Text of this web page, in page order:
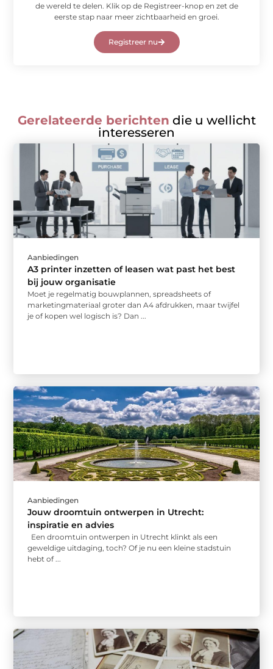
de wereld te delen. Klik op de Registreer-knop en zet de
eerste stap naar meer zichtbaarheid en groei.
Registreer nu
Gerelateerde berichten die u wellicht
interesseren
Aanbiedingen
A3 printer inzetten of leasen wat past het best
bij jouw organisatie
Moet je regelmatig bouwplannen, spreadsheets of
marketingmateriaal groter dan A4 afdrukken, maar twijfel
je of kopen wel logisch is? Dan ...
Aanbiedingen
Jouw droomtuin ontwerpen in Utrecht:
inspiratie en advies
Een droomtuin ontwerpen in Utrecht klinkt als een
geweldige uitdaging, toch? Of je nu een kleine stadstuin
hebt of ...